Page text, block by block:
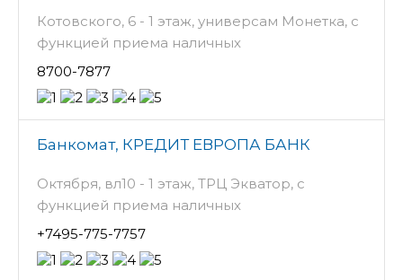
Котовского, 6 - 1 этаж, универсам Монетка, с
функцией приема наличных
8700-7877
Банкомат, КРЕДИТ ЕВРОПА БАНК
Октября, вл10 - 1 этаж, ТРЦ Экватор, с
функцией приема наличных
+7495-775-7757